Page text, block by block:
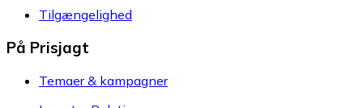
Tilgængelighed
På Prisjagt
Temaer & kampagner